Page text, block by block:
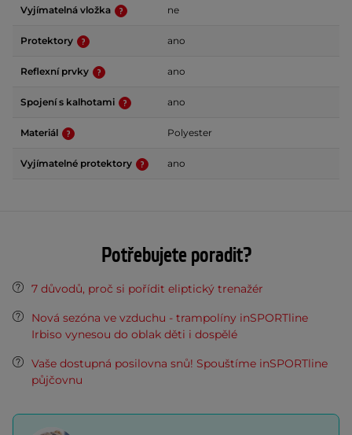
Vyjímatelná vložka ne
Protektory ano
Reflexní prvky ano
Spojení s kalhotami ano
Materiál Polyester
Vyjímatelné protektory ano
Potřebujete poradit?
7 důvodů, proč si pořídit eliptický trenažér
Nová sezóna ve vzduchu - trampolíny inSPORTline
Irbiso vynesou do oblak děti i dospělé
Vaše dostupná posilovna snů! Spouštíme inSPORTline
půjčovnu